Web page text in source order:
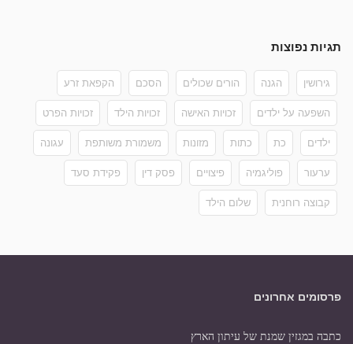
תגיות נפוצות
גירושין הגנה הורים שכולים הסכם הקפאת זרע
השפעה על ילדים זכויות האישה זכויות הילד זכויות הפרט
ילדים כת כתות מזונות משמורת משותפת עגונה
ערעור פוליגמיה פיצויים פסק דין פקידת סעד
קבוצה רוחנית שלום הילד
פרסומים אחרונים
כתבה במגזין שמנת של עיתון הארץ